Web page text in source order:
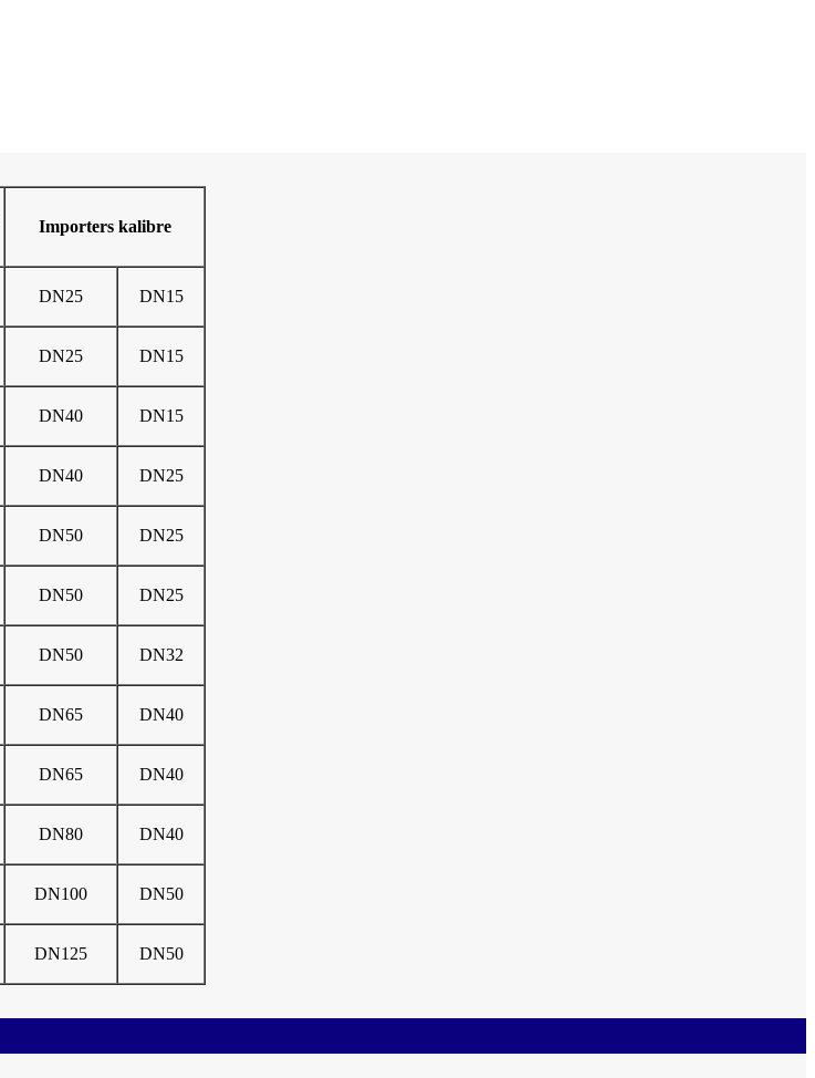
Importers kalibre
DN25 DN15
DN25 DN15
DN40 DN15
DN40 DN25
DN50 DN25
DN50 DN25
DN50 DN32
DN65 DN40
DN65 DN40
DN80 DN40
DN100 DN50
DN125 DN50